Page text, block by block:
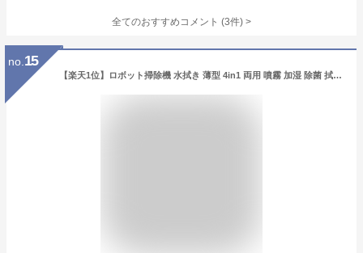
全てのおすすめコメント (3件) >
no. 15
【楽天1位】ロボット掃除機 水拭き 薄型 4in1 両用 噴霧 加湿 除菌 拭き掃除 乾湿 マッピング機能 強力吸引 掃除機 自動ゴミ収集 静音 USB 充電 衝突防止 掃除機両対応 ペットの毛 自動掃除機 ロボットクリーナー お掃除ロボット